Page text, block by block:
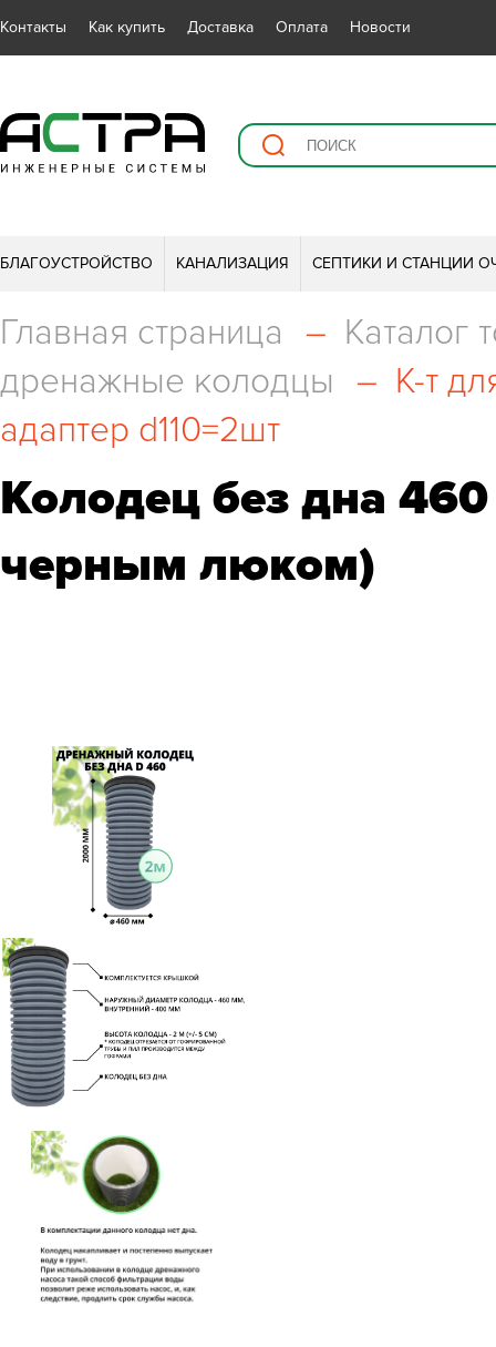
Контакты Как купить Доставка Оплата Новости
БЛАГОУСТРОЙСТВО КАНАЛИЗАЦИЯ СЕПТИКИ И СТАНЦИИ
Главная страница – Каталог
дренажные колодцы
– К-т
адаптер d110=2шт
Колодец без дна
черным люком)